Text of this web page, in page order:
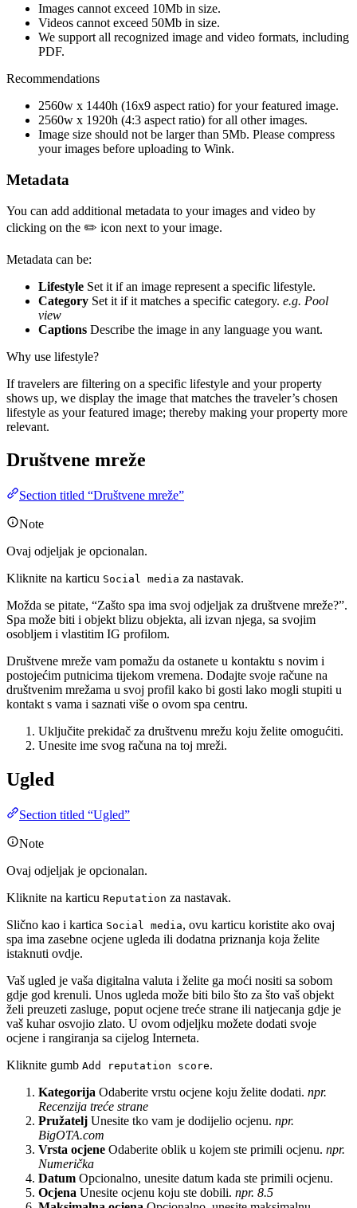
Images cannot exceed 10Mb in size.
Videos cannot exceed 50Mb in size.
We support all recognized image and video formats, including
PDF.
Recommendations
2560w x 1440h (16x9 aspect ratio) for your featured image.
2560w x 1920h (4:3 aspect ratio) for all other images.
Image size should not be larger than 5Mb. Please compress
your images before uploading to Wink.
Metadata
You can add additional metadata to your images and video by
clicking on the ✏️ icon next to your image.
Metadata can be:
Lifestyle Set it if an image represent a specific lifestyle.
Category Set it if it matches a specific category. e.g. Pool
view
Captions Describe the image in any language you want.
Why use lifestyle?
If travelers are filtering on a specific lifestyle and your property
shows up, we display the image that matches the traveler’s chosen
lifestyle as your featured image; thereby making your property more
relevant.
Društvene mreže
Section titled “Društvene mreže”
Note
Ovaj odjeljak je opcionalan.
Kliknite na karticu Social media za nastavak.
Možda se pitate, “Zašto spa ima svoj odjeljak za društvene mreže?”.
Spa može biti i objekt blizu objekta, ali izvan njega, sa svojim
osobljem i vlastitim IG profilom.
Društvene mreže vam pomažu da ostanete u kontaktu s novim i
postojećim putnicima tijekom vremena. Dodajte svoje račune na
društvenim mrežama u svoj profil kako bi gosti lako mogli stupiti u
kontakt s vama i saznati više o ovom spa centru.
Uključite prekidač za društvenu mrežu koju želite omogućiti.
Unesite ime svog računa na toj mreži.
Ugled
Section titled “Ugled”
Note
Ovaj odjeljak je opcionalan.
Kliknite na karticu Reputation za nastavak.
Slično kao i kartica Social media, ovu karticu koristite ako ovaj
spa ima zasebne ocjene ugleda ili dodatna priznanja koja želite
istaknuti ovdje.
Vaš ugled je vaša digitalna valuta i želite ga moći nositi sa sobom
gdje god krenuli. Unos ugleda može biti bilo što za što vaš objekt
želi preuzeti zasluge, poput ocjene treće strane ili natjecanja gdje je
vaš kuhar osvojio zlato. U ovom odjeljku možete dodati svoje
ocjene i rangiranja sa cijelog Interneta.
Kliknite gumb Add reputation score.
Kategorija Odaberite vrstu ocjene koju želite dodati. npr.
Recenzija treće strane
Pružatelj Unesite tko vam je dodijelio ocjenu. npr.
BigOTA.com
Vrsta ocjene Odaberite oblik u kojem ste primili ocjenu. npr.
Numerička
Datum Opcionalno, unesite datum kada ste primili ocjenu.
Ocjena Unesite ocjenu koju ste dobili. npr. 8.5